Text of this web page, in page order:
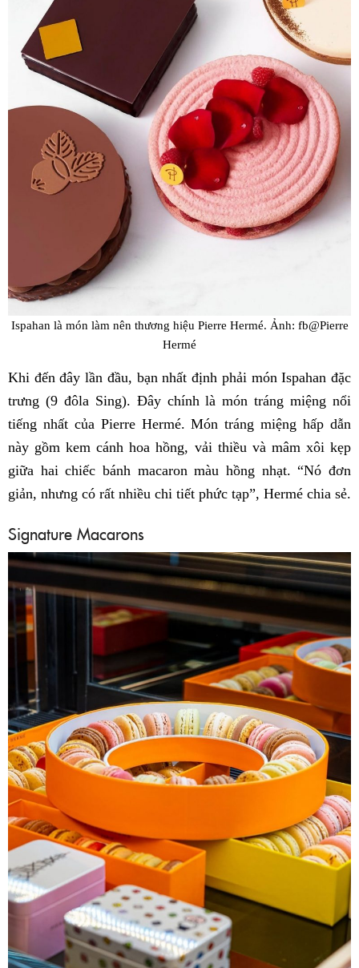
Ispahan là món làm nên thương hiệu Pierre Hermé. Ảnh: fb@Pierre
Hermé
Khi đến đây lần đầu, bạn nhất định phải món Ispahan đặc
trưng (9 đôla Sing). Đây chính là món tráng miệng nổi
tiếng nhất của Pierre Hermé. Món tráng miệng hấp dẫn
này gồm kem cánh hoa hồng, vải thiều và mâm xôi kẹp
giữa hai chiếc bánh macaron màu hồng nhạt. “Nó đơn
giản, nhưng có rất nhiều chi tiết phức tạp”, Hermé chia sẻ.
Signature Macarons